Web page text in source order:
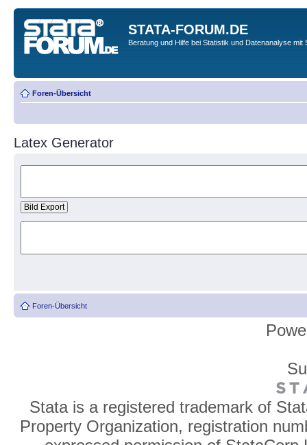
STATA-FORUM.DE
Beratung und Hilfe bei Statistik und Datenanalyse mit
Foren-Übersicht
Latex Generator
Foren-Übersicht
Stata is a registered trademark of
Property Organization, registration